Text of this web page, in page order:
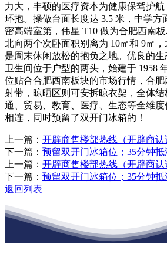
力大，丰硕的医疗资本为健康保驾护
环抱。操做台面长度达 3.5 米，中学方
密高端室第，伟星 T10 做为合肥西南板
北向两个次卧面积别离为 10㎡和 9㎡，
是周末休闲放松的抱负之地。优良的
卫生间位于户型的两头，始建于 1958
位贴合合肥西南板块的市场行情，合
射带，晾晒区则可安拆晾衣架，全体
通、贸易、教育、医疗、生态等全维
相连，同时预留了双开门冰箱的！
上一篇： 开辟商售楼部热线（开辟商认
下一篇： 预留双开门冰箱位；35分钟抵
上一篇： 开辟商售楼部热线（开辟商认
下一篇： 预留双开门冰箱位；35分钟抵
返回列表